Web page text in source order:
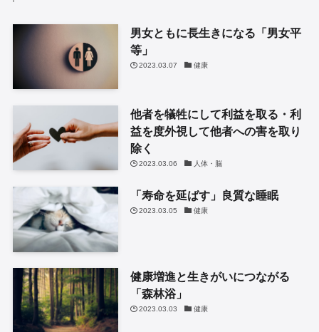
男女ともに長生きになる「男女平
等」
2023.03.07 健康
他者を犠牲にして利益を取る・利
益を度外視して他者への害を取り
除く
2023.03.06 人体・脳
「寿命を延ばす」良質な睡眠
2023.03.05 健康
健康増進と生きがいにつながる
「森林浴」
2023.03.03 健康